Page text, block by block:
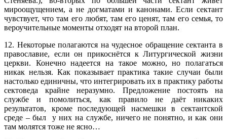
мироощущением, а не догматами и канонами. Если сектант
чувствует, что там его любят, там его ценят, там его семья, то
вероучительные моменты отходят на второй план.
12. Некоторые полагаются на чудесное обращение сектанта в
православие, если он прикоснётся к Литургической жизни
церкви. Конечно надеется на такое можно, но полагаться
никак нельзя. Как показывает практика такие случаи были
настолько единичны, что интегрировать их в практику работы
сектоведа крайне неразумно. Предложение постоять на
службе и помолиться, как правило не даёт никаких
результатов, кроме последующей насмешки в сектантской
среде – был у них на службе, ничего не понятно, и как они
там молятся тоже не ясно…